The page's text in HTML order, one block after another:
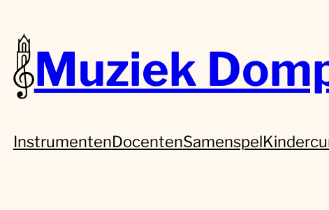
Muziek
InstrumentenDocentenSamenspel